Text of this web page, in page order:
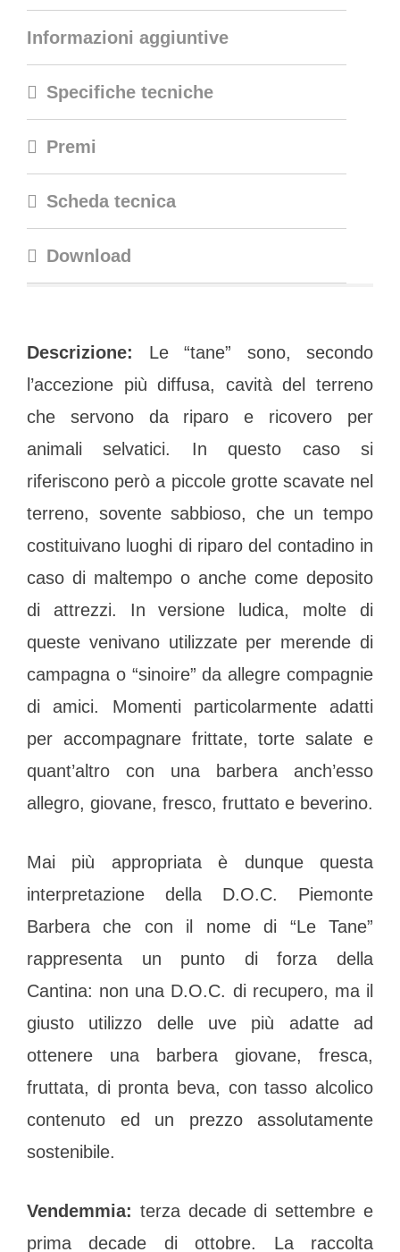
Informazioni aggiuntive
Specifiche tecniche
Premi
Scheda tecnica
Download
Descrizione: Le “tane” sono, secondo
l’accezione più diffusa, cavità del terreno
che servono da riparo e ricovero per
animali selvatici. In questo caso si
riferiscono però a piccole grotte scavate nel
terreno, sovente sabbioso, che un tempo
costituivano luoghi di riparo del contadino in
caso di maltempo o anche come deposito
di attrezzi. In versione ludica, molte di
queste venivano utilizzate per merende di
campagna o “sinoire” da allegre compagnie
di amici. Momenti particolarmente adatti
per accompagnare frittate, torte salate e
quant’altro con una barbera anch’esso
allegro, giovane, fresco, fruttato e beverino.
Mai più appropriata è dunque questa
interpretazione della D.O.C. Piemonte
Barbera che con il nome di “Le Tane”
rappresenta un punto di forza della
Cantina: non una D.O.C. di recupero, ma il
giusto utilizzo delle uve più adatte ad
ottenere una barbera giovane, fresca,
fruttata, di pronta beva, con tasso alcolico
contenuto ed un prezzo assolutamente
sostenibile.
Vendemmia: terza decade di settembre e
prima decade di ottobre. La raccolta